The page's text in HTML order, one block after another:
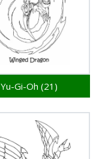
Yu-Gi-Oh (21)